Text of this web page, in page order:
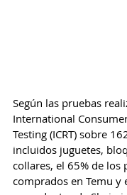
Según las pruebas
International
Testing (ICRT) sobre
incluidos juguetes,
collares, el 65% de los
comprados en Temu y